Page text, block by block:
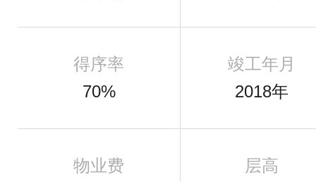
得序率
70%
竣工年月
2018年
物业费
层高